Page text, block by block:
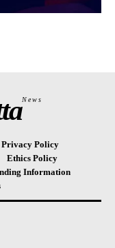
News
Privacy Policy
Ethics Policy
Information